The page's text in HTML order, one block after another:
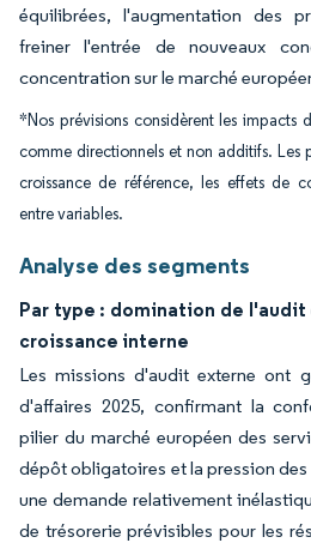
équilibrées, l'augmentation des
freiner l'entrée de nouveaux
concentration sur le marché
*Nos prévisions considèrent les impacts
comme directionnels et non additifs. Les
croissance de référence, les effets de
entre variables.
Analyse des segments
Par type : domination de
croissance interne
Les missions d'audit externe ont
d'affaires 2025, confirmant la
pilier du marché européen des
dépôt obligatoires et la pression
une demande relativement
de trésorerie prévisibles pour les